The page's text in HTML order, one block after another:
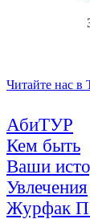
Читайте нас в
АбиТУР
Кем быть
Ваши
Увлечения
Журфак